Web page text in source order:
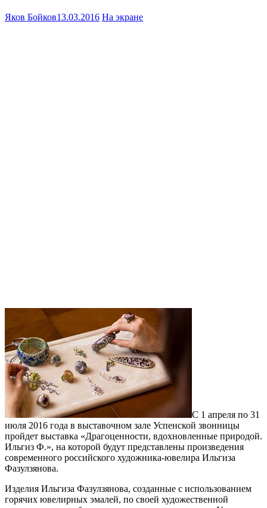
Яков Бойков13.03.2016 На экране
С 1 апреля по 31
июля 2016 года в выставочном зале Успенской звонницы
пройдет выставка «Драгоценности, вдохновленные природой.
Ильгиз Ф.», на которой будут представлены произведения
современного российского художника-ювелира Ильгиза
Фазулзянова.
Изделия Ильгиза Фазулзянова, созданные с использованием
горячих ювелирных эмалей, по своей художественной